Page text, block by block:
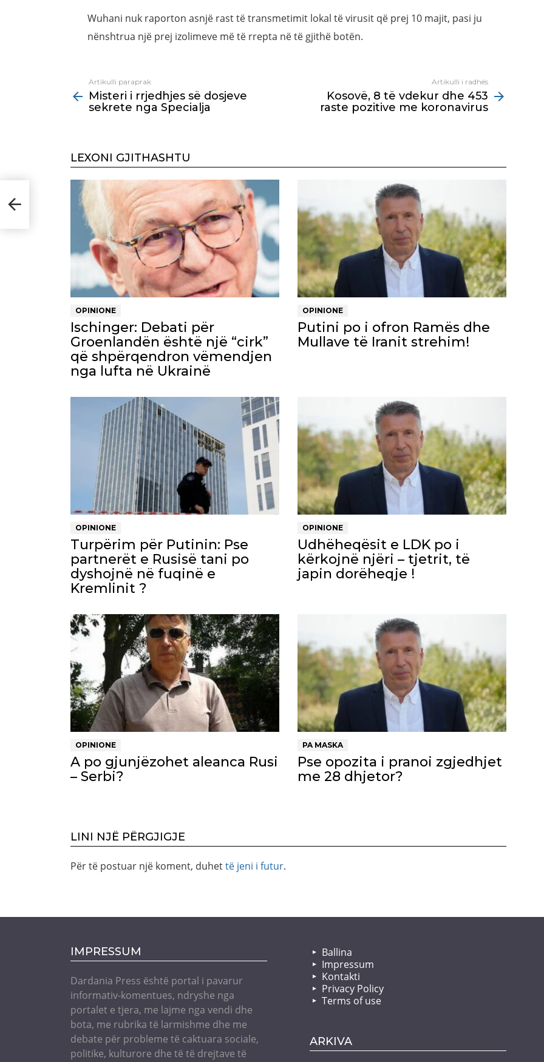
Wuhani nuk raporton asnjë rast të transmetimit lokal të virusit që prej 10 majit, pasi ju
nënshtrua një prej izolimeve më të rrepta në të gjithë botën.
more
Artikulli paraprak
Misteri i rrjedhjes së dosjeve
sekrete nga Specialja
Artikulli i radhës
Kosovë, 8 të vdekur dhe 453
raste pozitive me koronavirus
LEXONI GJITHASHTU
OPINIONE
Ischinger: Debati për
Groenlandën është një “cirk”
që shpërqendron vëmendjen
nga lufta në Ukrainë
OPINIONE
Putini po i ofron Ramës dhe
Mullave të Iranit strehim!
OPINIONE
Turpërim për Putinin: Pse
partnerët e Rusisë tani po
dyshojnë në fuqinë e
Kremlinit ?
OPINIONE
Udhëheqësit e LDK po i
kërkojnë njëri – tjetrit, të
japin dorëheqje !
OPINIONE
A po gjunjëzohet aleanca Rusi
– Serbi?
PA MASKA
Pse opozita i pranoi zgjedhjet
me 28 dhjetor?
LINI NJË PËRGJIGJE
Për të postuar një koment, duhettë jeni i futur.
IMPRESSUM
Dardania Press është portal i pavarur
informativ-komentues, ndryshe nga
portalet e tjera, me lajme nga vendi dhe
bota, me rubrika të larmishme dhe me
debate për probleme të caktuara sociale,
politike, kulturore dhe të të drejtave të
Ballina
Impressum
Kontakti
Privacy Policy
Terms of use
ARKIVA